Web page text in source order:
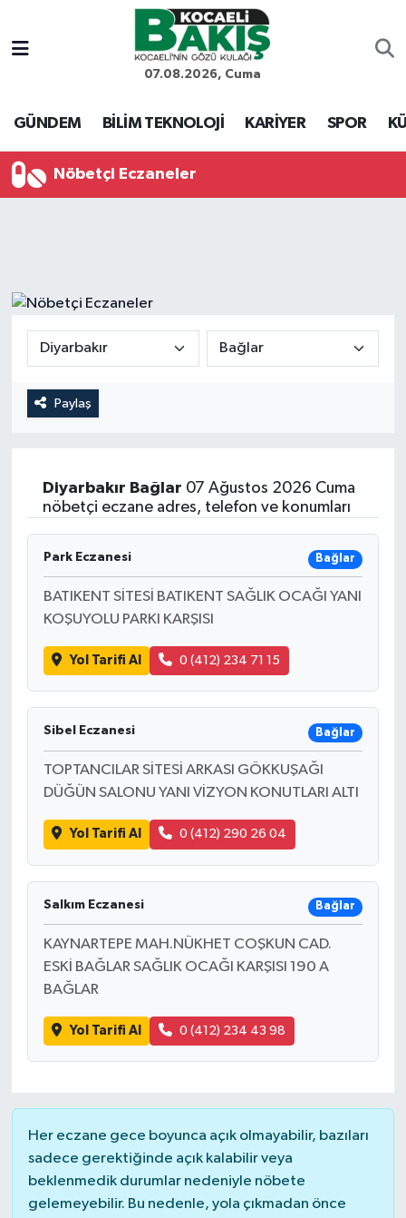
07.08.2026, Cuma
GÜNDEM BİLİM TEKNOLOJİ KARİYER SPOR
Nöbetçi Eczaneler
Paylaş
Diyarbakır Bağlar 07 Ağustos 2026 Cuma
nöbetçi eczane adres, telefon ve konumları
Park Eczanesi Bağlar
BATIKENT SİTESİ BATIKENT SAĞLIK OCAĞI YANI
KOŞUYOLU PARKI KARŞISI
Yol Tarifi Al 0 (412) 234 71 15
Sibel Eczanesi Bağlar
TOPTANCILAR SİTESİ ARKASI GÖKKUŞAĞI
DÜĞÜN SALONU YANI VİZYON KONUTLARI ALTI
Yol Tarifi Al 0 (412) 290 26 04
Salkım Eczanesi Bağlar
KAYNARTEPE MAH.NÜKHET COŞKUN CAD.
ESKİ BAĞLAR SAĞLIK OCAĞI KARŞISI 190 A
BAĞLAR
Yol Tarifi Al 0 (412) 234 43 98
Her eczane gece boyunca açık olmayabilir, bazıları
sadece gerektiğinde açık kalabilir veya
beklenmedik durumlar nedeniyle nöbete
gelemeyebilir. Bu nedenle, yola çıkmadan önce
Kocaeli Nöbetçi Eczaneler
Kocaeli Hava Durumu
Son Dakika Haberleri
Haber Arşivi